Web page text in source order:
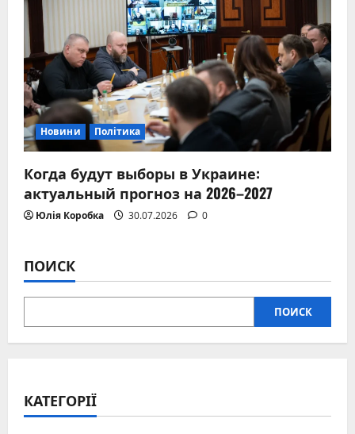
Новини Політика
Когда будут выборы в Украине:
актуальный прогноз на 2026–2027
Юлія Коробка 30.07.2026 0
ПОИСК
ПОИСК
КАТЕГОРІЇ